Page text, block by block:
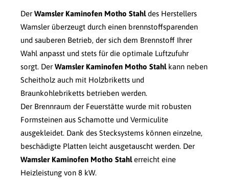
Der Wamsler Kaminofen Motho Stahldes Herstellers
Wamsler überzeugt durch einen brennstoffsparenden
und sauberen Betrieb, der sich dem Brennstoff Ihrer
Wahl anpasst und stets für die optimale Luftzufuhr
sorgt. Der Wamsler Kaminofen Motho Stahlkann neben
Scheitholz auch mit Holzbriketts und
Braunkohlebriketts betrieben werden.
Der Brennraum der Feuerstätte wurde mit robusten
Formsteinen aus Schamotte und Vermiculite
ausgekleidet. Dank des Stecksystems können einzelne,
beschädigte Platten leicht ausgetauscht werden. Der
Wamsler Kaminofen Motho Stahlerreicht eine
Heizleistung von 8 kW.